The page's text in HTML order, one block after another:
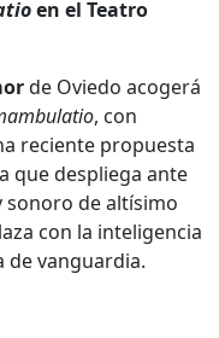
en el Teatro
de Oviedo acogerá
, con
reciente propuesta
que despliega ante
sonoro de altísimo
con la inteligencia
de vanguardia.